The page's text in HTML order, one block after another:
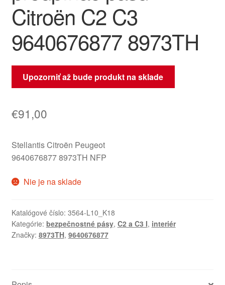
Citroën C2 C3
9640676877 8973TH
Upozorniť až bude produkt na sklade
€91,00
Stellantis Citroën Peugeot
9640676877 8973TH NFP
Nie je na sklade
Katalógové číslo: 3564-L10_K18
Kategórie: bezpečnostné pásy, C2 a C3 I, interiér
Značky: 8973TH, 9640676877